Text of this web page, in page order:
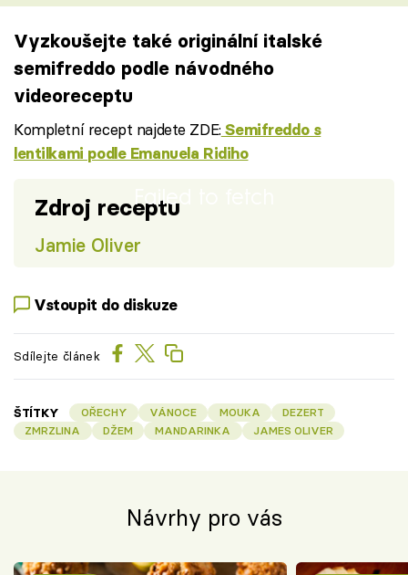
Vyzkoušejte také originální italské
semifreddo podle návodného
videoreceptu
Kompletní recept najdete ZDE: Semifreddo s
lentilkami podle Emanuela Ridiho
Failed to fetch
Zdroj receptu
Jamie Oliver
Vstoupit do diskuze
Sdílejte článek
ŠTÍTKY OŘECHY VÁNOCE MOUKA
DEZERT
ZMRZLINA
DŽEM MANDARINKA JAMES OLIVER
Návrhy pro vás